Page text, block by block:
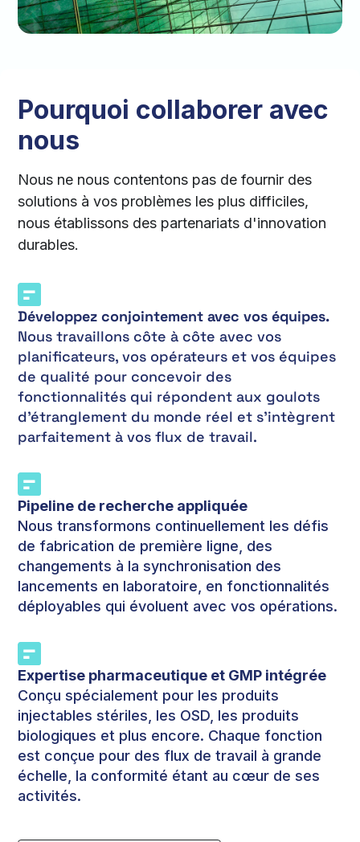
Pourquoi collaborer avec
nous
Nous ne nous contentons pas de fournir des
solutions à vos problèmes les plus difficiles,
nous établissons des partenariats d'innovation
durables.
Développez conjointement avec vos équipes.
Nous travaillons côte à côte avec vos
planificateurs, vos opérateurs et vos équipes
de qualité pour concevoir des
fonctionnalités qui répondent aux goulots
d'étranglement du monde réel et s'intègrent
parfaitement à vos flux de travail.
Pipeline de recherche appliquée
Nous transformons continuellement les défis
de fabrication de première ligne, des
changements à la synchronisation des
lancements en laboratoire, en fonctionnalités
déployables qui évoluent avec vos opérations.
Expertise pharmaceutique et GMP intégrée
Conçu spécialement pour les produits
injectables stériles, les OSD, les produits
biologiques et plus encore. Chaque fonction
est conçue pour des flux de travail à grande
échelle, la conformité étant au cœur de ses
activités.